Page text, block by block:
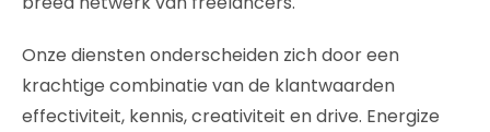
Onze diensten onderscheiden zich door een
krachtige combinatie van de klantwaarden
effectiviteit, kennis, creativiteit en drive. Energize